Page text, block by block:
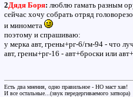
2Дядя Боря: люблю гамать разным
сейчас хочу собрать отряд
и миномета
поэтому и спрашиваю:
у мерка авт, грены+рг-6/гм-94 - что
авт, грены+рг-16 - авт+броски или
Есть два мнения, одно правильное - НО маст хав!
И все остальные...(звук передергиваемого затвора)